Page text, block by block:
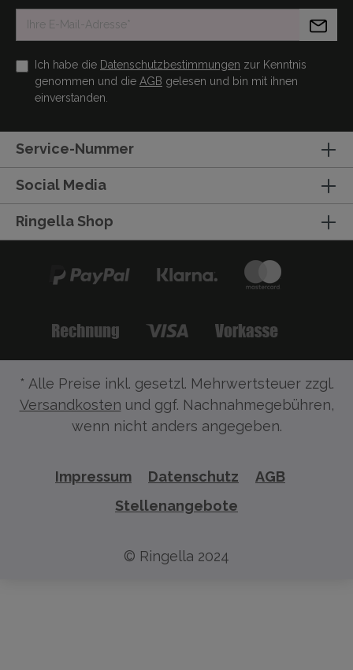
Ich habe die Datenschutzbestimmungen zur Kenntnis
genommen und die AGB gelesen und bin mit ihnen
einverstanden.
Service-Nummer
Social Media
Ringella Shop
* Alle Preise inkl. gesetzl. Mehrwertsteuer zzgl.
Versandkosten und ggf. Nachnahmegebühren,
wenn nicht anders angegeben.
Impressum Datenschutz
AGB
Stellenangebote
© Ringella 2024